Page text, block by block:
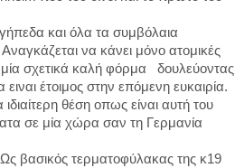
και όλα τα συμβόλαια
να κάνει μόνο ατομικές
σχετικά καλή φόρμα   δουλεύοντας
έτοιμος στην επόμενη ευκαιρία.
ιδιαίτερη θέση οπως είναι αυτή του
σε μία χώρα σαν τη Γερμανία
βασικός τερματοφύλακας της κ19